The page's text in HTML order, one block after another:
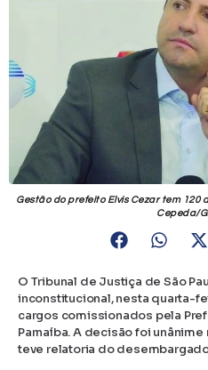
Gestão do prefeito Elvis Cezar tem
Cepeda/
O Tribunal de Justiça de São
inconstitucional, nesta quarta-
cargos comissionados pela
Parnaíba. A decisão foi
teve relatoria do